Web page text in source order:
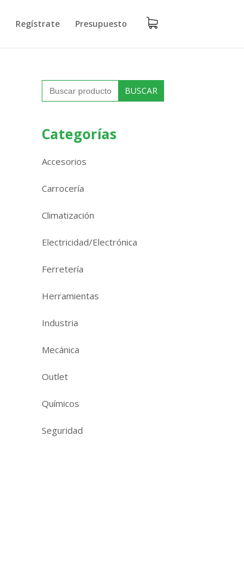
Regístrate Presupuesto
Buscar:
Categorías
Accesorios
Carrocería
Climatización
Electricidad/Electrónica
Ferretería
Herramientas
Industria
Mecánica
Outlet
Químicos
Seguridad